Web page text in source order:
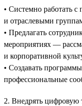
• Системно работать
и отраслевыми
• Предлагать
мероприятиях —
и корпоративной
• Создавать
профессиональные
2. Внедрять цифровую